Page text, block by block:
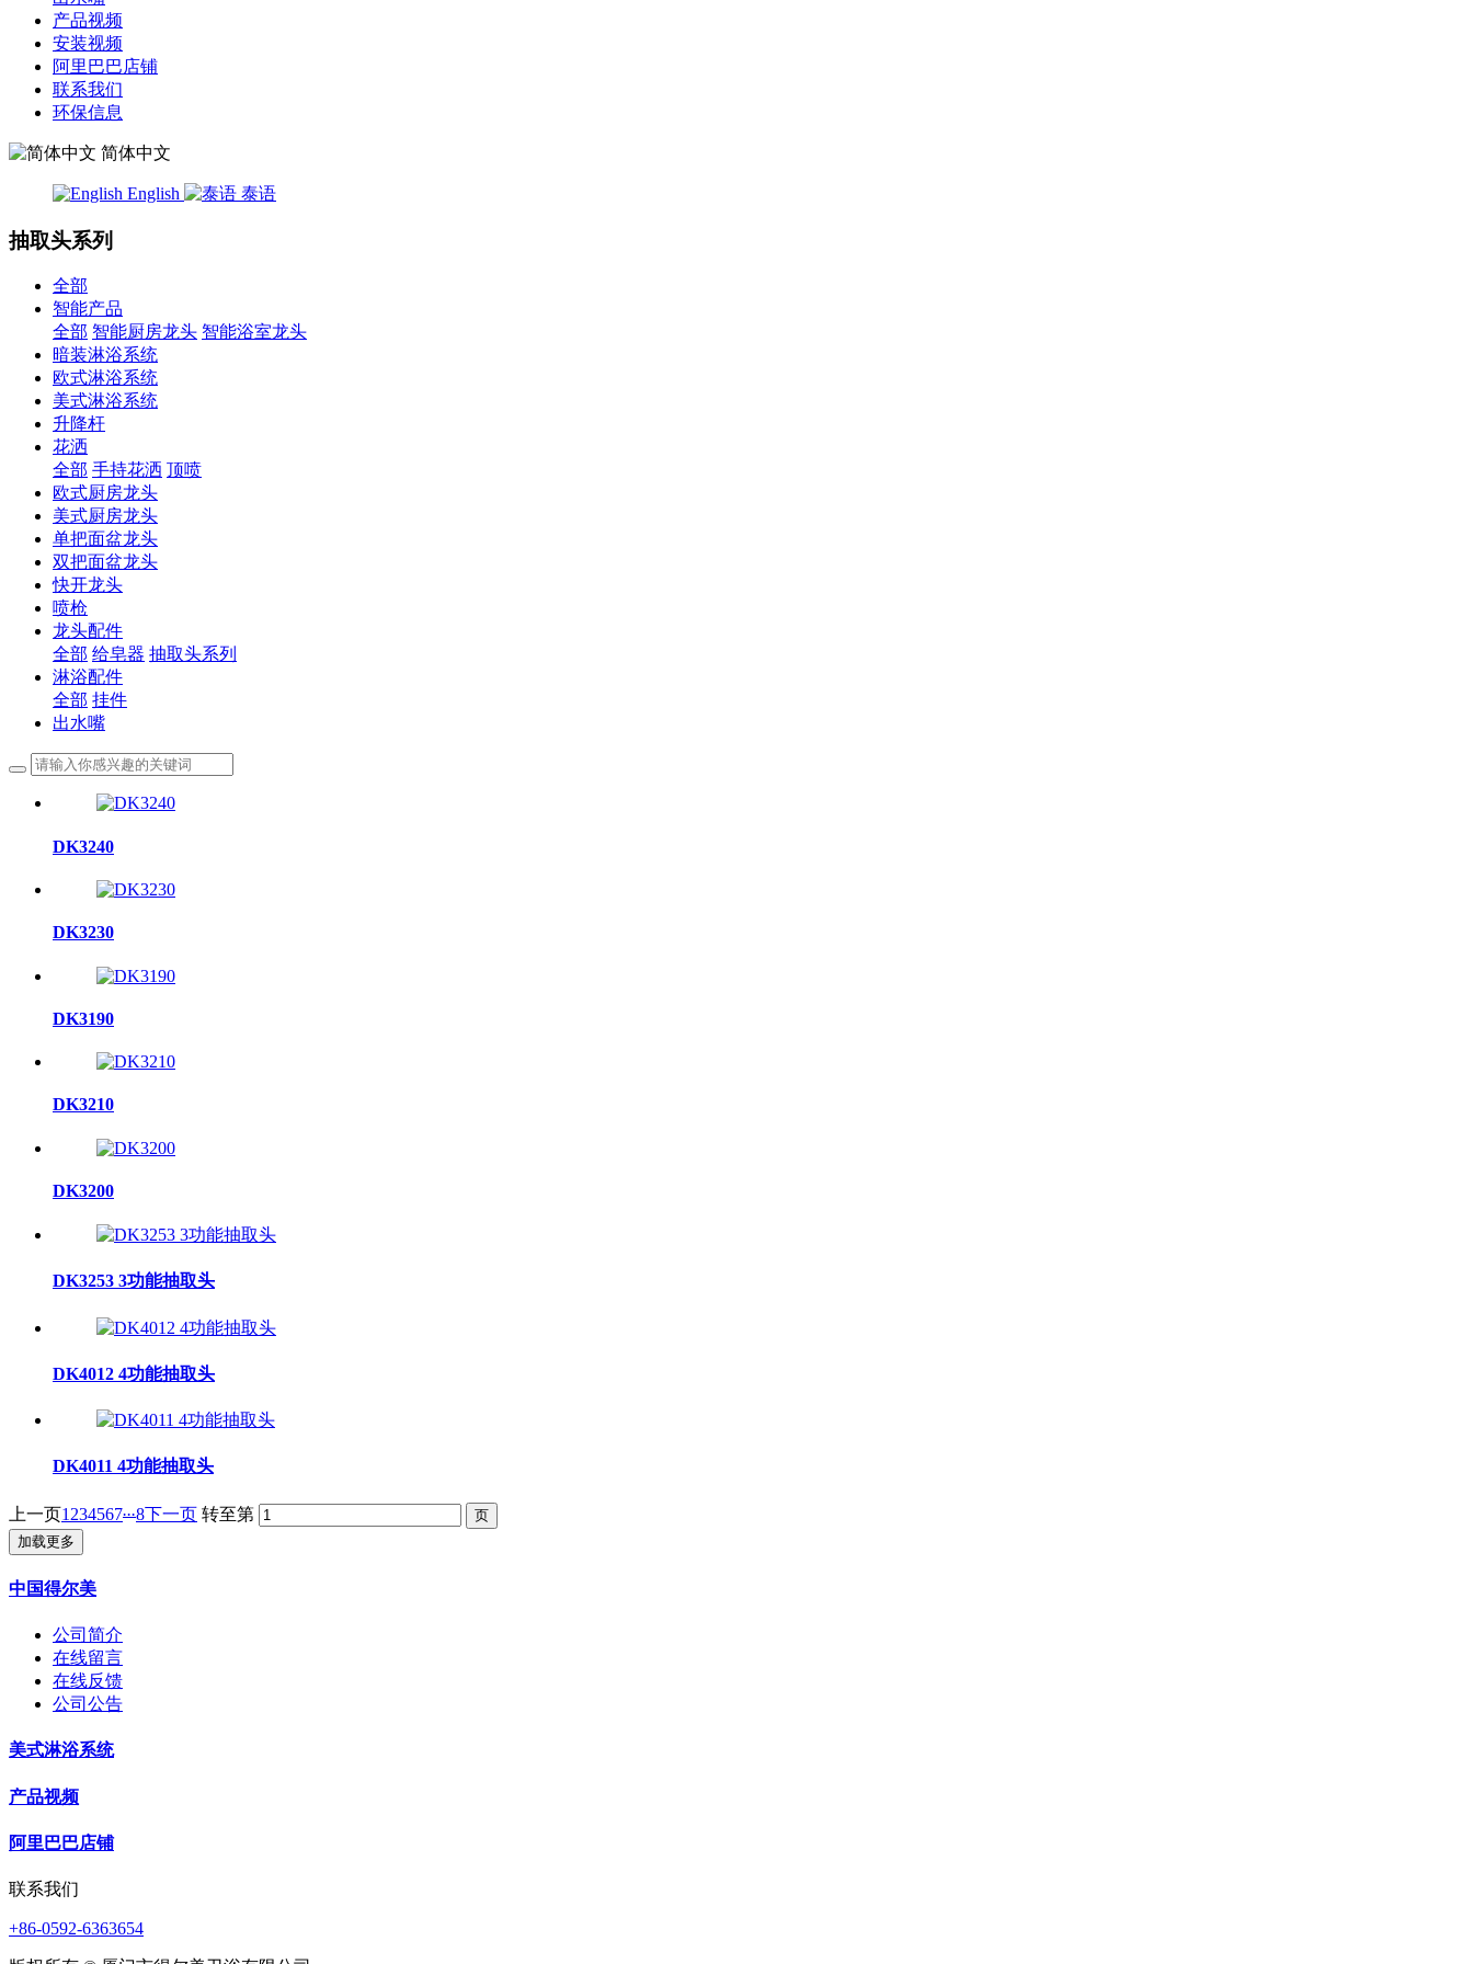
产品视频
安装视频
阿里巴巴店铺
联系我们
环保信息
简体中文
English 泰语
抽取头系列
全部
智能产品
全部 智能厨房龙头 智能浴室龙头
暗装淋浴系统
欧式淋浴系统
美式淋浴系统
升降杆
花洒
全部 手持花洒 顶喷
欧式厨房龙头
美式厨房龙头
单把面盆龙头
双把面盆龙头
快开龙头
喷枪
龙头配件
全部 给皂器 抽取头系列
淋浴配件
全部 挂件
出水嘴
DK3240
DK3230
DK3190
DK3210
DK3200
DK3253 3功能抽取头
DK4012 4功能抽取头
DK4011 4功能抽取头
上一页1 234567...8下一页 转至第
加载更多
中国得尔美
公司简介
在线留言
在线反馈
公司公告
美式淋浴系统
产品视频
阿里巴巴店铺
联系我们
+86-0592-6363654